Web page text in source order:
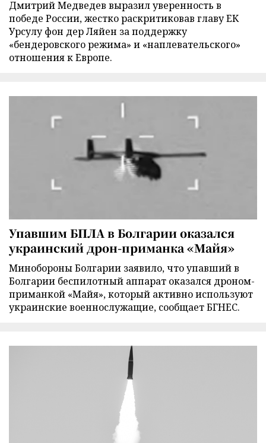
Дмитрий Медведев выразил уверенность в
победе России, жестко раскритиковав главу ЕК
Урсулу фон дер Ляйен за поддержку
«бендеровского режима» и «наплевательского»
отношения к Европе.
Упавшим БПЛА в Болгарии оказался
украинский дрон-приманка «Майя»
Минобороны Болгарии заявило, что упавший в
Болгарии беспилотный аппарат оказался дроном-
приманкой «Майя», который активно используют
украинские военнослужащие, сообщает БГНЕС.